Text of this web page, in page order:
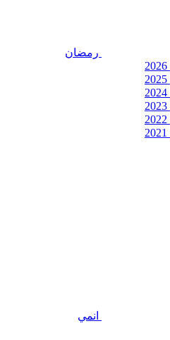
رمضان
انمي